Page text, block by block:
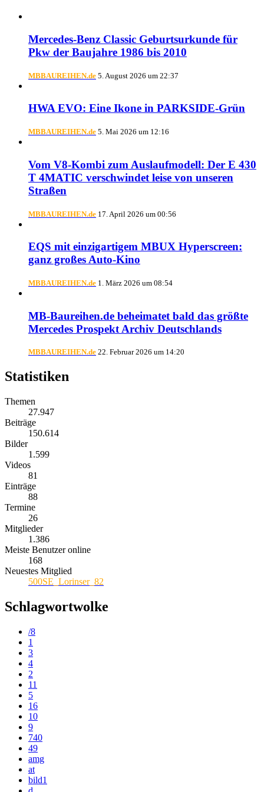
Mercedes-Benz Classic Geburtsurkunde für
Pkw der Baujahre 1986 bis 2010
MBBAUREIHEN.de 5. August 2026 um 22:37
HWA EVO: Eine Ikone in PARKSIDE-Grün
MBBAUREIHEN.de 5. Mai 2026 um 12:16
Vom V8-Kombi zum Auslaufmodell: Der E 430
T 4MATIC verschwindet leise von unseren
Straßen
MBBAUREIHEN.de 17. April 2026 um 00:56
EQS mit einzigartigem MBUX Hyperscreen:
ganz großes Auto-Kino
MBBAUREIHEN.de 1. März 2026 um 08:54
MB-Baureihen.de beheimatet bald das größte
Mercedes Prospekt Archiv Deutschlands
MBBAUREIHEN.de 22. Februar 2026 um 14:20
Statistiken
Themen
27.947
Beiträge
150.614
Bilder
1.599
Videos
81
Einträge
88
Termine
26
Mitglieder
1.386
Meiste Benutzer online
168
Neuestes Mitglied
500SE_Lorinser_82
Schlagwortwolke
/8
1
3
4
2
11
5
16
10
9
740
49
amg
at
bild1